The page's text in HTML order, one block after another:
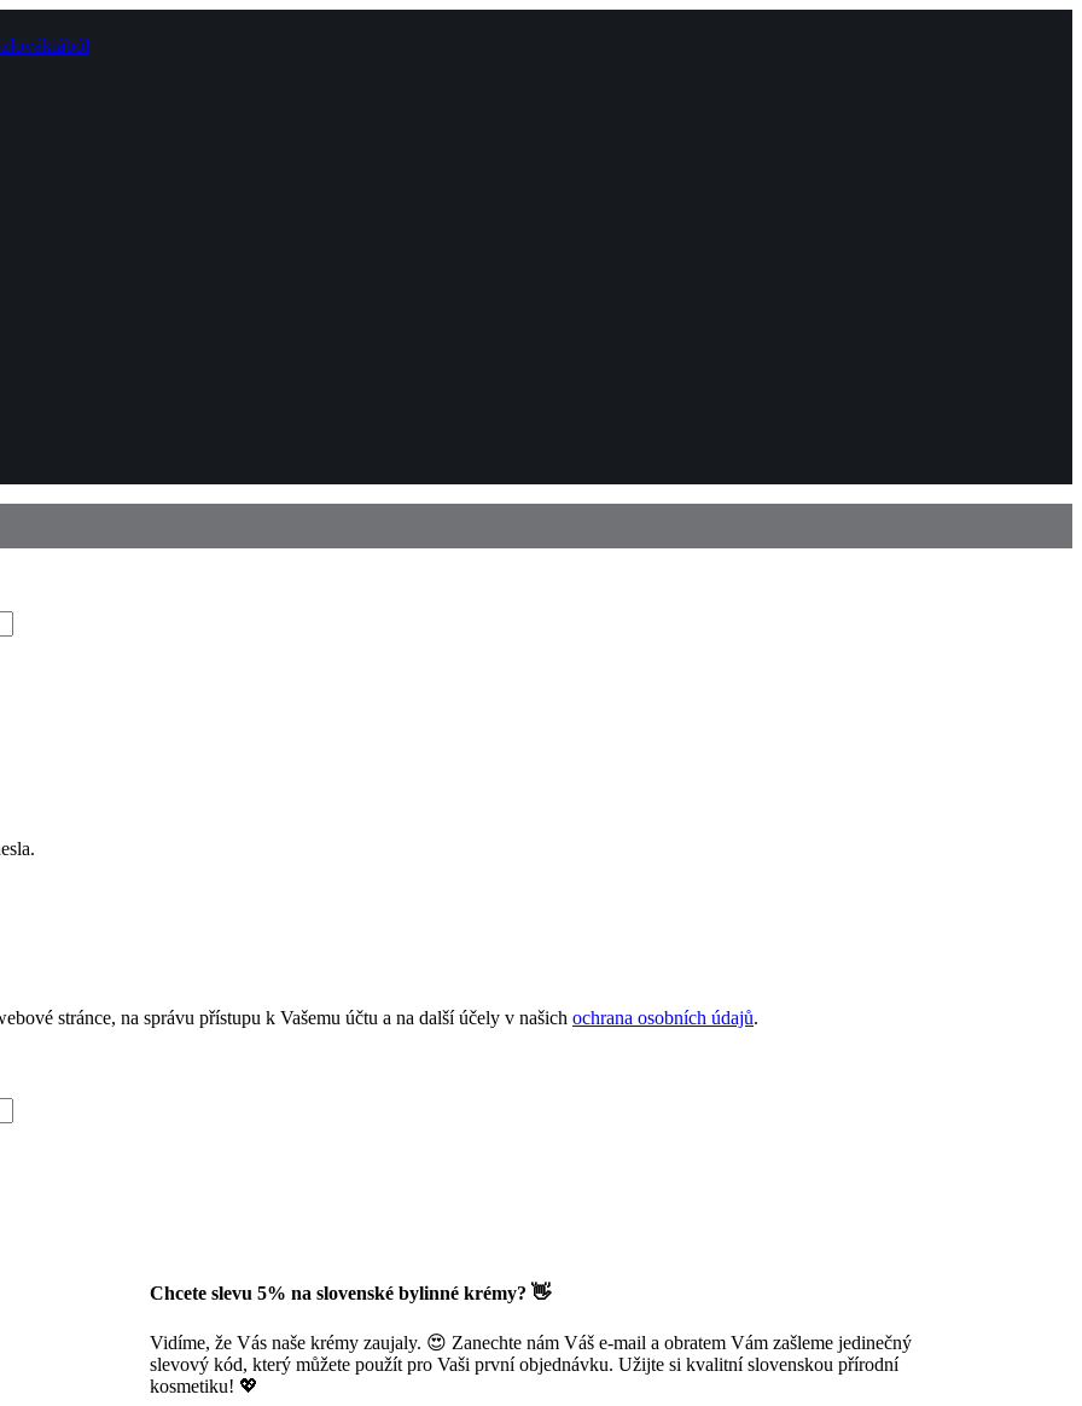
stránce, na správu přístupu k Vašemu účtu a na další účely v našich ochrana osobních údajů.
Chcete slevu 5% na slovenské bylinné krémy? 👋
Vidíme, že Vás naše krémy zaujaly. 😍 Zanechte nám Váš e-mail a obratem Vám zašleme jedinečný
slevový kód, který můžete použít pro Vaši první objednávku. Užijte si kvalitní slovenskou přírodní
kosmetiku! 💖